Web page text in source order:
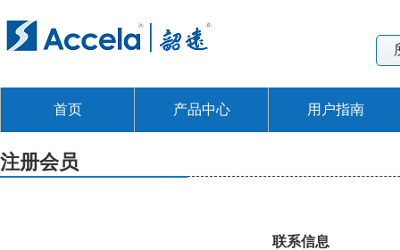
首页 产品中心 用户指南
注册会员
联系信息